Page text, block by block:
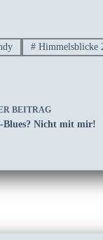
# Himmelsblicke
BEITRAG
Blues? Nicht mit mir!